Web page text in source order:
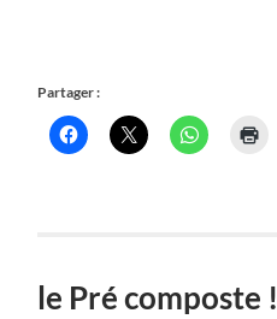
Partager :
le Pré composte !